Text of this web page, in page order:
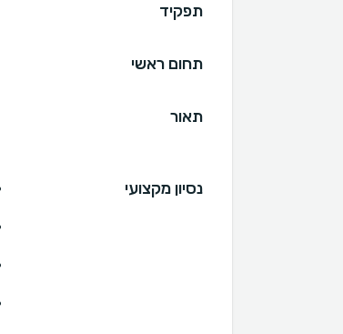
תפקיד
תחום ראשי
תאור
נסיון מקצועי